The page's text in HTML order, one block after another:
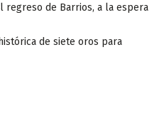
regreso de Barrios, a la espera
de siete oros para